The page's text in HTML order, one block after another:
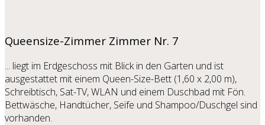
Queensize-Zimmer Zimmer Nr. 7
... liegt im Erdgeschoss mit Blick in den Garten und ist
ausgestattet mit einem Queen-Size-Bett (1,60 x 2,00 m),
Schreibtisch, Sat-TV, WLAN und einem Duschbad mit Fön.
Bettwäsche, Handtücher, Seife und Shampoo/Duschgel sind
vorhanden.